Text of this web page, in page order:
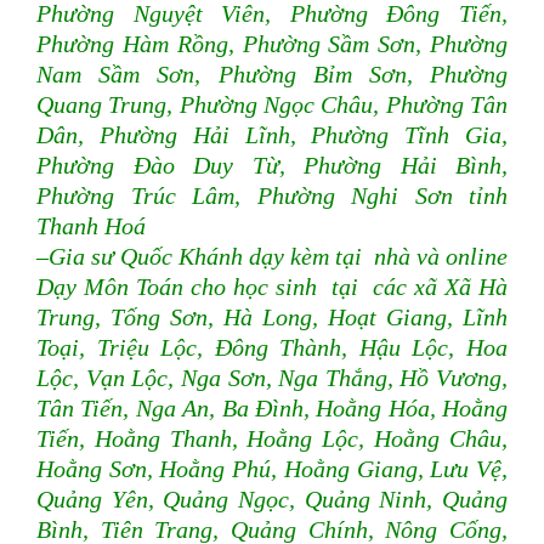
Phường Nguyệt Viên, Phường Đông Tiến,
Phường Hàm Rồng, Phường Sầm Sơn, Phường
Nam Sầm Sơn, Phường Bỉm Sơn, Phường
Quang Trung, Phường Ngọc Châu, Phường Tân
Dân, Phường Hải Lĩnh, Phường Tĩnh Gia,
Phường Đào Duy Từ, Phường Hải Bình,
Phường Trúc Lâm, Phường Nghi Sơn tỉnh
Thanh Hoá
–Gia sư Quốc Khánh dạy kèm tại nhà và online
Dạy Môn Toán cho học sinh tại các xã Xã Hà
Trung, Tống Sơn, Hà Long, Hoạt Giang, Lĩnh
Toại, Triệu Lộc, Đông Thành, Hậu Lộc, Hoa
Lộc, Vạn Lộc, Nga Sơn, Nga Thắng, Hồ Vương,
Tân Tiến, Nga An, Ba Đình, Hoằng Hóa, Hoằng
Tiến, Hoằng Thanh, Hoằng Lộc, Hoằng Châu,
Hoằng Sơn, Hoằng Phú, Hoằng Giang, Lưu Vệ,
Quảng Yên, Quảng Ngọc, Quảng Ninh, Quảng
Bình, Tiên Trang, Quảng Chính, Nông Cống,